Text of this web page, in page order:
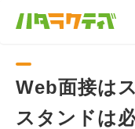
Web面接は
スタンドは